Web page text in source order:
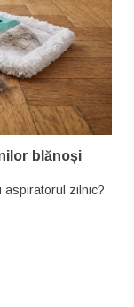
blănoși
aspiratorul zilnic?